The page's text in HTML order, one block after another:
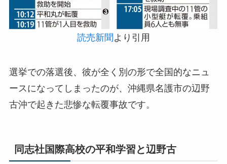
読売新聞 より引用
選挙での落選後、彼が全く別の形で全国的なニュ
ースになってしまったのが、沖縄県名護市の辺野
古沖で起きた悲惨な転覆事故です。
同志社国際高校の平和学習と辺野古